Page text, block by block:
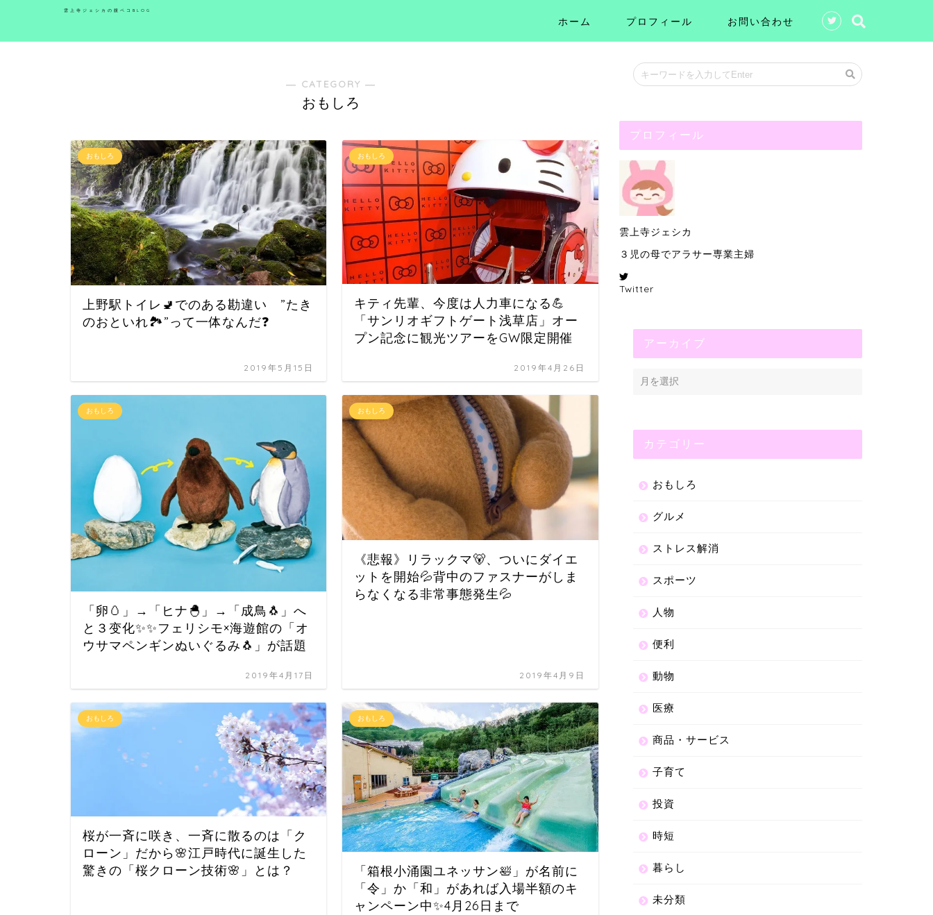
雲上寺ジェシカの腹ペコBLOG
ホーム プロフィール お問い合わせ
― CATEGORY ―
おもしろ
おもしろ
上野駅トイレ🚽でのある勘違い ”たき
のおといれ🏞️”って一体なんだ❓
2019年5月15日
おもしろ
キティ先輩、今度は人力車になる💪
「サンリオギフトゲート浅草店」オー
プン記念に観光ツアーをGW限定開催
2019年4月26日
おもしろ
「卵🥚」→「ヒナ🐣」→「成鳥🐧」へ
と３变化✨✨フェリシモ×海遊館の「オ
ウサマペンギンぬいぐるみ🐧」が話題
2019年4月17日
おもしろ
《悲報》リラックマ🐻、ついにダイエ
ットを開始💦背中のファスナーがしま
らなくなる非常事態発生💦
2019年4月9日
おもしろ
桜が一斉に咲き、一斉に散るのは「ク
ローン」だから🌸江戸時代に誕生した
驚きの「桜クローン技術🌸」とは？
おもしろ
「箱根小涌園ユネッサン🛀」が名前に
「令」か「和」があれば入場半額のキ
ャンペーン中✨4月26日まで
プロフィール
雲上寺ジェシカ
３児の母でアラサー専業主婦
Twitter
アーカイブ
カテゴリー
おもしろ
グルメ
ストレス解消
スポーツ
人物
便利
動物
医療
商品・サービス
子育て
投資
時短
暮らし
未分類